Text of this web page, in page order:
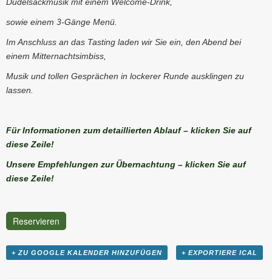
sowie einem 3-Gänge Menü.
Im Anschluss an das Tasting laden wir Sie ein, den Abend bei
einem Mitternachtsimbiss,
Musik und tollen Gesprächen in lockerer Runde ausklingen zu
lassen.
Für Informationen zum detaillierten Ablauf – klicken Sie auf
diese Zeile!
Unsere Empfehlungen zur Übernachtung – klicken Sie auf
diese Zeile!
Reservieren
+ ZU GOOGLE KALENDER HINZUFÜGEN + EXPORTIERE ICAL